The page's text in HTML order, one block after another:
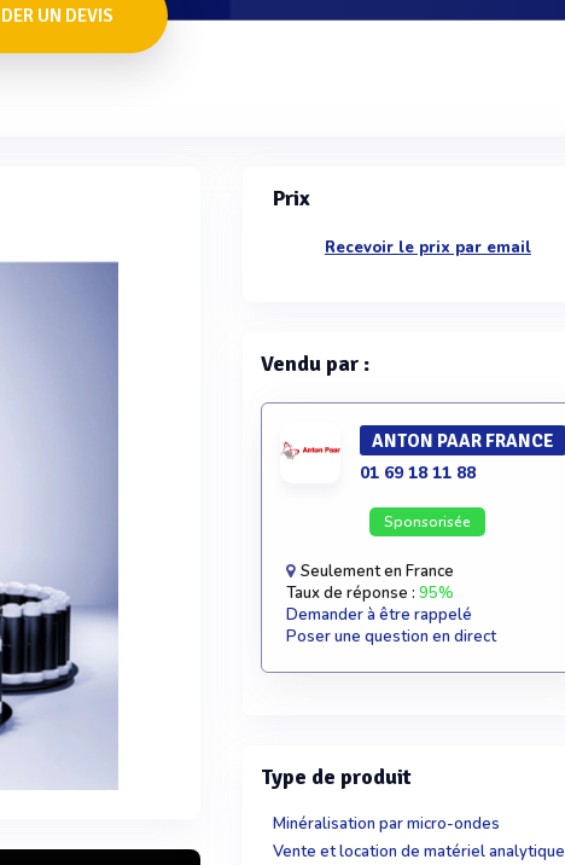
UN DEVIS
Prix
Recevoir le prix par email
Vendu par :
ANTON PAAR FRANCE
01 69 18 11 88
Sponsorisée
Seulement en France
Taux de réponse :95%
Demander à être rappelé
Poser une question en direct
Type de produit
Minéralisation par micro-ondes
Vente et location de matériel analytique